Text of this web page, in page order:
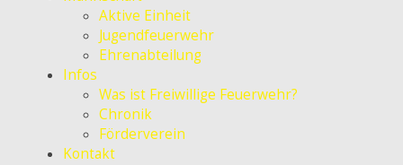
Aktive Einheit
Jugendfeuerwehr
Ehrenabteilung
Infos
Was ist Freiwillige Feuerwehr?
Chronik
Förderverein
Kontakt